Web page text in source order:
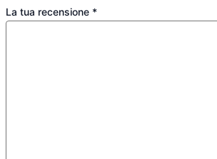
La tua recensione *